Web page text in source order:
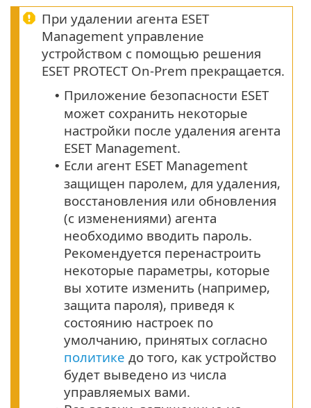
При удалении агента ESET
Management управление
устройством с помощью решения
ESET PROTECT On-Prem прекращается.
• Приложение безопасности ESET
может сохранить некоторые
настройки после удаления агента
ESET Management.
• Если агент ESET Management
защищен паролем, для удаления,
восстановления или обновления
(с изменениями) агента
необходимо вводить пароль.
Рекомендуется перенастроить
некоторые параметры, которые
вы хотите изменить (например,
защита пароля), приведя к
состоянию настроек по
умолчанию, принятых согласно
политике до того, как устройство
будет выведено из числа
управляемых вами.